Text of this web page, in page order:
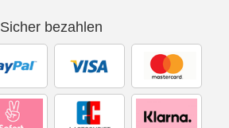
Sicher bezahlen